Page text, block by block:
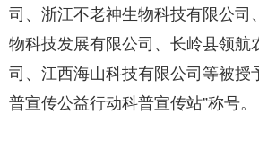
司、浙江不老神生物科技有限公司
物科技发展有限公司、长岭县领航
司、江西海山科技有限公司等被授
普宣传公益行动科普宣传站”称号。